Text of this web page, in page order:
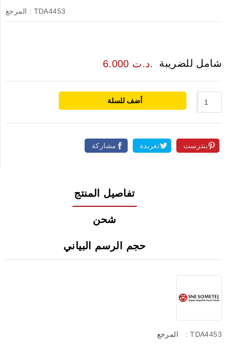
المرجع : TDA4453
6.000 د.ت. شامل للضريبة
أضف للسلة
مشاركة تغريدة بنترست
تفاصيل المنتج
شحن
حجم الرسم البياني
المرجع : TDA4453